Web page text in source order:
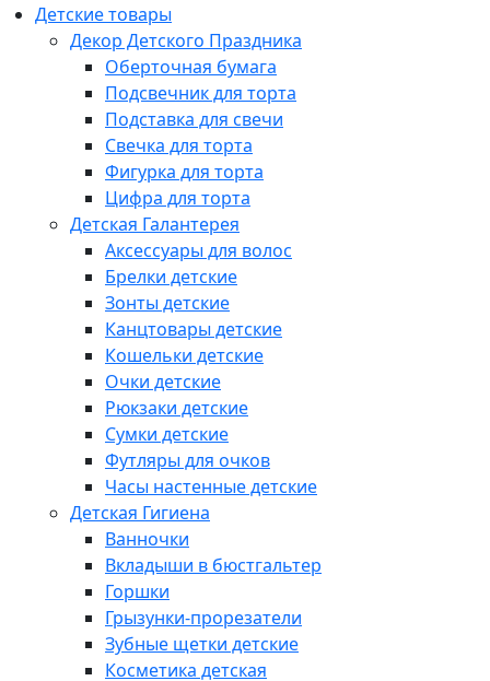
Детские товары
Декор Детского Праздника
Оберточная бумага
Подсвечник для торта
Подставка для свечи
Свечка для торта
Фигурка для торта
Цифра для торта
Детская Галантерея
Аксессуары для волос
Брелки детские
Зонты детские
Канцтовары детские
Кошельки детские
Очки детские
Рюкзаки детские
Сумки детские
Футляры для очков
Часы настенные детские
Детская Гигиена
Ванночки
Вкладыши в бюстгальтер
Горшки
Грызунки-прорезатели
Зубные щетки детские
Косметика детская